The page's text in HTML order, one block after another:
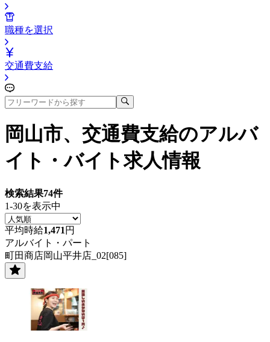
職種を選択
交通費支給
岡山市、交通費支給のアルバ
イト・バイト求人情報
検索結果74件
1-30を表示中
平均時給1,471 円
アルバイト・パート
町田商店岡山平井店_02[085]